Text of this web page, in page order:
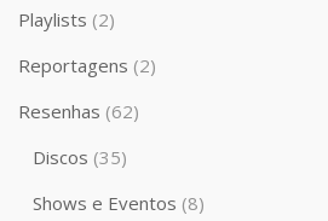
Playlists (2)
Reportagens (2)
Resenhas (62)
Discos (35)
Shows e Eventos (8)